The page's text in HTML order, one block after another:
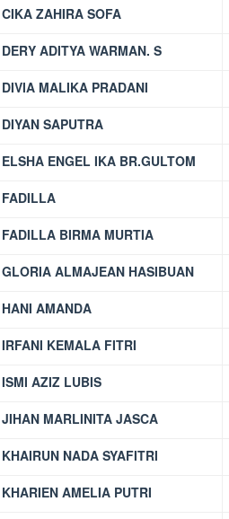
CIKA ZAHIRA SOFA
DERY ADITYA WARMAN. S
DIVIA MALIKA PRADANI
DIYAN SAPUTRA
ELSHA ENGEL IKA BR.GULTOM
FADILLA
FADILLA BIRMA MURTIA
GLORIA ALMAJEAN HASIBUAN
HANI AMANDA
IRFANI KEMALA FITRI
ISMI AZIZ LUBIS
JIHAN MARLINITA JASCA
KHAIRUN NADA SYAFITRI
KHARIEN AMELIA PUTRI